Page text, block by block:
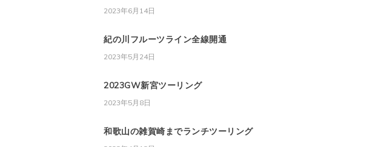
2023年6月14日
紀の川フルーツライン全線開通
2023年5月24日
2023GW新宮ツーリング
2023年5月8日
和歌山の雑賀崎までランチツーリング